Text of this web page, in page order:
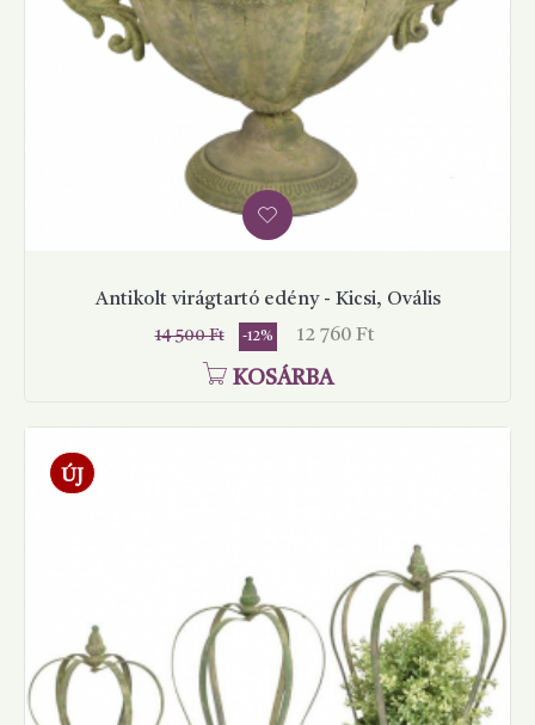
Antikolt virágtartó edény - Kicsi, Ovális
Normál
14 500 Ft -12% Ár
12 760 Ft
KOSÁRBA
ÚJ